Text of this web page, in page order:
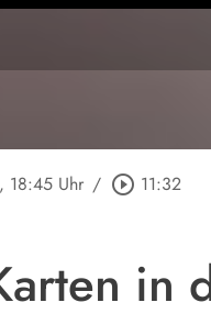
, 18:45 Uhr / play_circle_outline 11:32
in